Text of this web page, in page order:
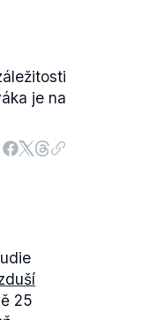
je na
25